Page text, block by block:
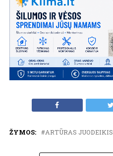
ŽYMOS: ARTŪRAS JUODEIKIS